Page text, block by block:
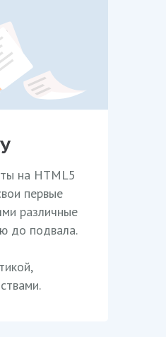
на HTML5
первые
различные
до подвала.